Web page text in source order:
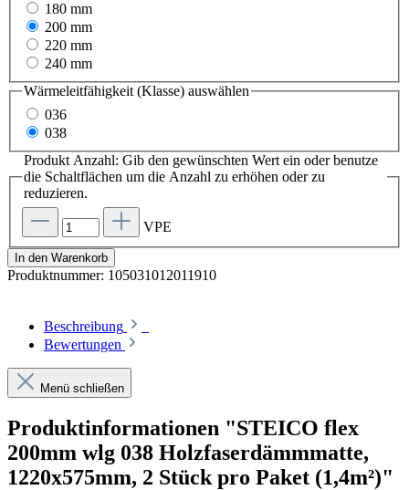
180 mm
200 mm
220 mm
240 mm
Wärmeleitfähigkeit (Klasse) auswählen
036
038
Produkt Anzahl: Gib den gewünschten Wert ein oder benutze
die Schaltflächen um die Anzahl zu erhöhen oder zu
reduzieren.
VPE
In den Warenkorb
Produktnummer: 105031012011910
Beschreibung
Bewertungen
Menü schließen
Produktinformationen "STEICO flex
200mm wlg 038 Holzfaserdämmmatte,
1220x575mm, 2 Stück pro Paket (1,4m²)"